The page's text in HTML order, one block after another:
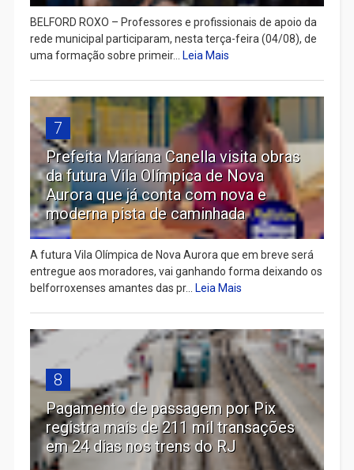
BELFORD ROXO – Professores e profissionais de apoio da
rede municipal participaram, nesta terça-feira (04/08), de
uma formação sobre primeir...
Leia Mais
7
Prefeita Mariana Canella visita obras
da futura Vila Olímpica de Nova
Aurora que já conta com nova e
moderna pista de caminhada
A futura Vila Olímpica de Nova Aurora que em breve será
entregue aos moradores, vai ganhando forma deixando os
belforroxenses amantes das pr...
Leia Mais
8
Pagamento de passagem por Pix
registra mais de 211 mil transações
em 24 dias nos trens do RJ